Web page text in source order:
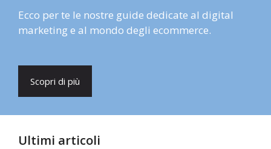
Ecco per te le nostre guide dedicate al digital
marketing e al mondo degli ecommerce.
Scopri di più
Ultimi articoli